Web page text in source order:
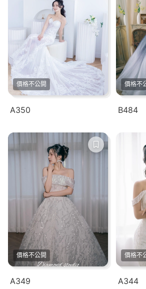
價格不公開
A350
價格不
B484
價格不公開
A349
價格不
A344